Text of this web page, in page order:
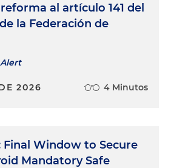
al artículo 141 del
la Federación de
2026 4 Minutos
Final Window to Secure
Mandatory Safe